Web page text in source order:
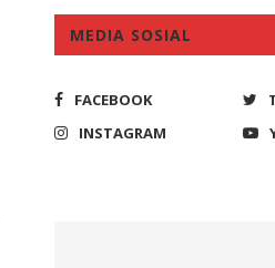
Kerugian Negara dalam Perkara
October 10, 2025
MEDIA SOSIAL
FACEBOOK
INSTAGRAM